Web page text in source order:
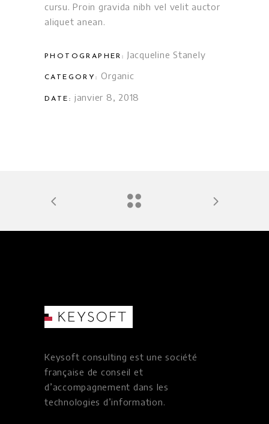
cursu. Proin gravida nibh vel velit auctor
aliquet anean.
PHOTOGRAPHER: Jacqueline Stanely
CATEGORY: Organic
DATE: janvier 8, 2018
Keysoft consulting est une société
française de conseil et
d’accompagnement dans les
technologies d’information.